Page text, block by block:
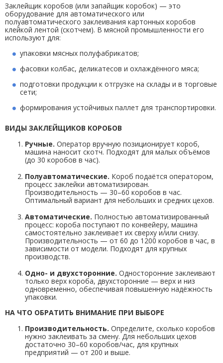
Заклейщик коробов (или запайщик коробок) — это
оборудование для автоматического или
полуавтоматического заклеивания картонных коробов
клейкой лентой (скотчем). В мясной промышленности его
используют для:
упаковки мясных полуфабрикатов;
фасовки колбас, деликатесов и охлаждённого мяса;
подготовки продукции к отгрузке на склады и в торговые
сети;
формирования устойчивых паллет для транспортировки.
ВИДЫ ЗАКЛЕЙЩИКОВ КОРОБОВ
Ручные. Оператор вручную позиционирует короб,
машина наносит скотч. Подходят для малых объёмов
(до 30 коробов в час).
Полуавтоматические. Короб подаётся оператором,
процесс заклейки автоматизирован.
Производительность — 30–60 коробов в час.
Оптимальный вариант для небольших и средних цехов.
Автоматические. Полностью автоматизированный
процесс: короба поступают по конвейеру, машина
самостоятельно заклеивает их сверху и/или снизу.
Производительность — от 60 до 1200 коробов в час, в
зависимости от модели. Подходят для крупных
производств.
Одно- и двухсторонние. Односторонние заклеивают
только верх короба, двухсторонние — верх и низ
одновременно, обеспечивая повышенную надёжность
упаковки.
НА ЧТО ОБРАТИТЬ ВНИМАНИЕ ПРИ ВЫБОРЕ
Производительность. Определите, сколько коробов
нужно заклеивать за смену. Для небольших цехов
достаточно 30–60 коробов/час, для крупных
предприятий — от 200 и выше.